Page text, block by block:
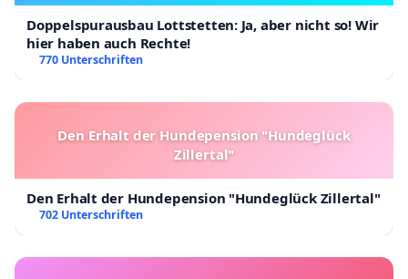
Doppelspurausbau Lottstetten: Ja, aber nicht so! Wir
hier haben auch Rechte!
770 Unterschriften
Den Erhalt der Hundepension "Hundeglück
Zillertal"
Den Erhalt der Hundepension "Hundeglück Zillertal"
702 Unterschriften